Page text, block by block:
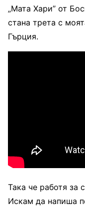
„Мата Хари” от
стана трета с
Гърция.
Така че работя за
Искам да напиша